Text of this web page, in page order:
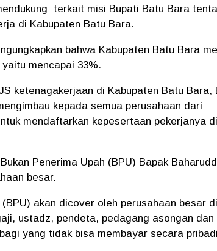
terkait misi Bupati Batu Bara
di Kabupaten Batu Bara.
bahwa Kabupaten Batu Bara
mencapai 33%.
ketenagakerjaan di Kabupaten Batu Bara,
kepada semua perusahaan dari
mendaftarkan kepesertaan pekerjanya
Penerima Upah (BPU) Bapak
besar.
akan dicover oleh perusahaan besar di
ustadz, pendeta, pedagang asongan dan
yang tidak bisa membayar secara